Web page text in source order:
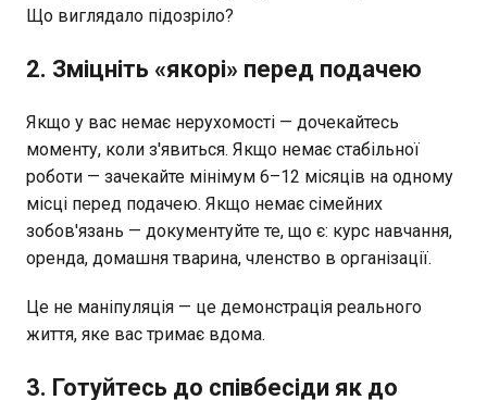
Що виглядало підозріло?
2. Зміцніть «якорі» перед подачею
Якщо у вас немає нерухомості — дочекайтесь
моменту, коли з'явиться. Якщо немає стабільної
роботи — зачекайте мінімум 6–12 місяців на одному
місці перед подачею. Якщо немає сімейних
зобов'язань — документуйте те, що є: курс навчання,
оренда, домашня тварина, членство в організації.
Це не маніпуляція — це демонстрація реального
життя, яке вас тримає вдома.
3. Готуйтесь до співбесіди як до